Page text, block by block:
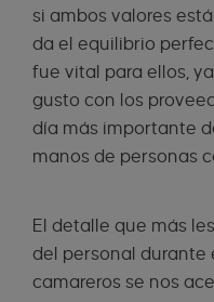
si ambos valores
da el equilibrio
fue vital para ellos,
gusto con los
día más importante
manos de personas
El detalle que más
del personal durante
camareros se nos